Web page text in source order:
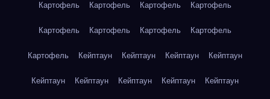
Картофель Картофель Картофель Картофель
Картофель Картофель Картофель Картофель
Картофель Кейптаун Кейптаун Кейптаун Кейптаун
Кейптаун Кейптаун Кейптаун Кейптаун Кейптаун